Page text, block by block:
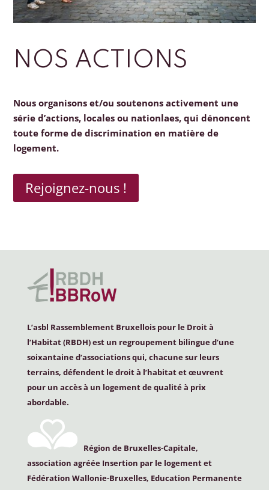
NOS ACTIONS
Nous organisons et/ou soutenons activement une
série d’actions, locales ou nationlaes, qui dénoncent
toute forme de discrimination en matière de
logement.
Rejoignez-nous !
L’asbl Rassemblement Bruxellois pour le Droit à
l’Habitat (RBDH) est un regroupement bilingue d’une
soixantaine d’associations qui, chacune sur leurs
terrains, défendent le droit à l’habitat et œuvrent
pour un accès à un logement de qualité à prix
abordable.
Région de Bruxelles-Capitale,
association agréée Insertion par le logement et
Fédération Wallonie-Bruxelles, Education Permanente